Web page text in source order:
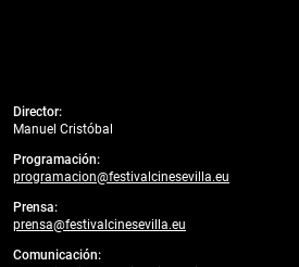
Director:
Manuel Cristóbal
Programación:
programacion@festivalcinesevilla.eu
Prensa:
prensa@festivalcinesevilla.eu
Comunicación: